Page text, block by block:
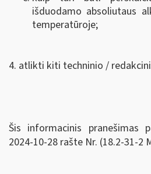
išduodamo absoliutaus
temperatūroje;
4. atlikti kiti techninio /
Šis informacinis pranešimas
2024-10-28 rašte Nr. (18.2-31-2